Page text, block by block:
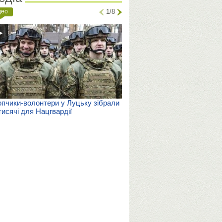
1/8
волонтери у Луцьку зібрали
для Нацгвардії